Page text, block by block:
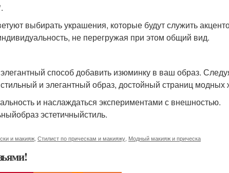
выбирать украшения, которые будут служить
не перегружая при этом общий вид.
способ добавить изюминку в ваш образ.
и элегантный образ, достойный страниц модных
и наслаждаться экспериментами с внешностью.
эстетичныйстиль.
и макияж Стилист по прическам и макияжу Модный макияж и прическа